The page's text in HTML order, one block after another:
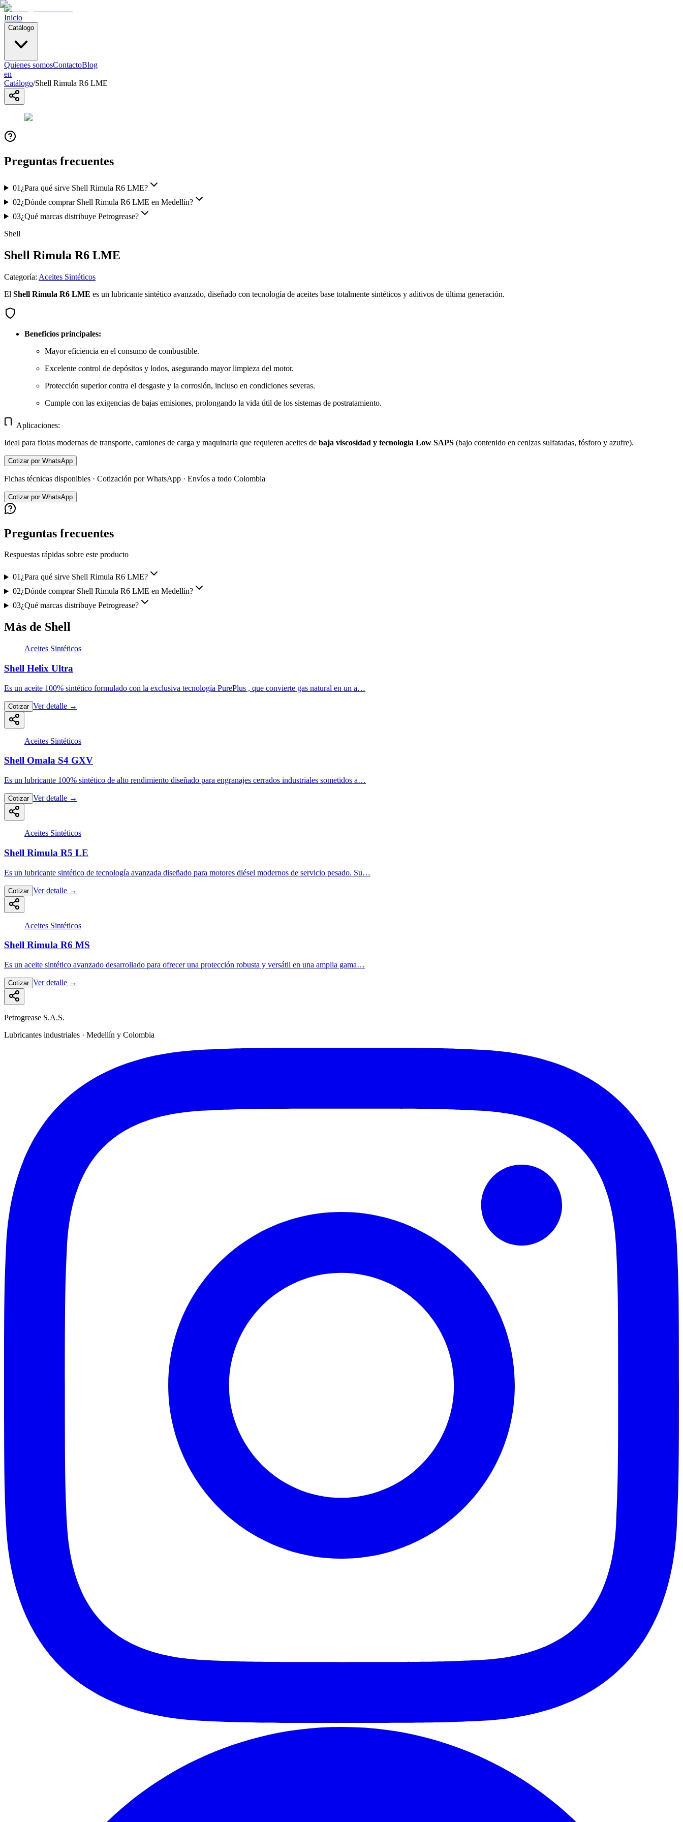
Inicio
Catálogo
Quienes somosContactoBlog
en
Catálogo/Shell Rimula R6 LME
Preguntas frecuentes
01 ¿Para qué sirve Shell Rimula R6 LME?
02¿Dónde comprar Shell Rimula R6 LME en Medellín?
03¿Qué marcas distribuye Petrogrease?
Shell
Shell Rimula R6 LME
Categoría: Aceites Sintéticos
El Shell Rimula R6 LME es un lubricante sintético avanzado, diseñado con tecnología de aceites base totalmente sintéticos y aditivos de última generación.
Beneficios principales:
Mayor eficiencia en el consumo de combustible.
Excelente control de depósitos y lodos, asegurando mayor limpieza del motor.
Protección superior contra el desgaste y la corrosión, incluso en condiciones severas.
Cumple con las exigencias de bajas emisiones, prolongando la vida útil de los sistemas de postratamiento.
Aplicaciones:
Ideal para flotas modernas de transporte, camiones de carga y maquinaria que requieren aceites de baja viscosidad y tecnología Low SAPS (bajo contenido en cenizas sulfatadas, fósforo y azufre).
Cotizar por WhatsApp
Fichas técnicas disponibles · Cotización por WhatsApp · Envíos a todo Colombia
Cotizar por WhatsApp
Preguntas frecuentes
Respuestas rápidas sobre este producto
01¿Para qué sirve Shell Rimula R6 LME?
02¿Dónde comprar Shell Rimula R6 LME en Medellín?
03¿Qué marcas distribuye Petrogrease?
Más de Shell
Aceites Sintéticos
Shell Helix Ultra
Es un aceite 100% sintético formulado con la exclusiva tecnología PurePlus , que convierte gas natural en un a…
Cotizar Ver detalle →
Aceites Sintéticos
Shell Omala S4 GXV
Es un lubricante 100% sintético de alto rendimiento diseñado para engranajes cerrados industriales sometidos a…
Cotizar Ver detalle →
Aceites Sintéticos
Shell Rimula R5 LE
Es un lubricante sintético de tecnología avanzada diseñado para motores diésel modernos de servicio pesado. Su…
Cotizar Ver detalle →
Aceites Sintéticos
Shell Rimula R6 MS
Es un aceite sintético avanzado desarrollado para ofrecer una protección robusta y versátil en una amplia gama…
Cotizar Ver detalle →
Petrogrease S.A.S.
Lubricantes industriales · Medellín y Colombia